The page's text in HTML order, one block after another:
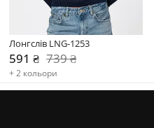
Лонгслів LNG-1253
591 ₴ 739 ₴
+ 2 кольори